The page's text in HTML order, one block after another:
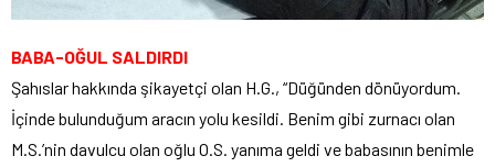
BABA-OĞUL SALDIRDI
Şahıslar hakkında şikayetçi olan H.G., “Düğünden dönüyordum.
İçinde bulunduğum aracın yolu kesildi. Benim gibi zurnacı olan
M.S.’nin davulcu olan oğlu O.S. yanıma geldi ve babasının benimle